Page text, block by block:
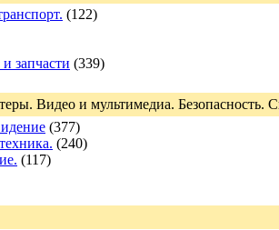
(122)
запчасти (339)
Видео и мультимедиа. Безопасность.
(377)
(240)
(117)